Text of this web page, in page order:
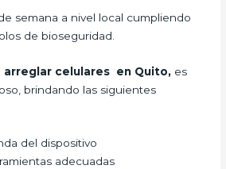
semana a nivel local cumpliendo
de bioseguridad.
arreglar celulares en Quito, es
brindando las siguientes
del dispositivo
adecuadas